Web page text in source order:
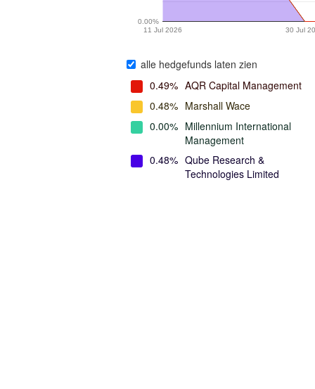
11 Jul 2026 30 Jul
0.00%
alle hedgefunds laten zien
0.49% AQR Capital Management
0.48% Marshall Wace
0.00% Millennium International
Management
0.48% Qube Research &
Technologies Limited